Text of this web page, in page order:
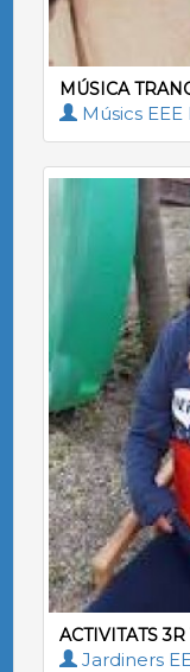
MÚSICA
Músics
ACTIVITATS
Jardiners